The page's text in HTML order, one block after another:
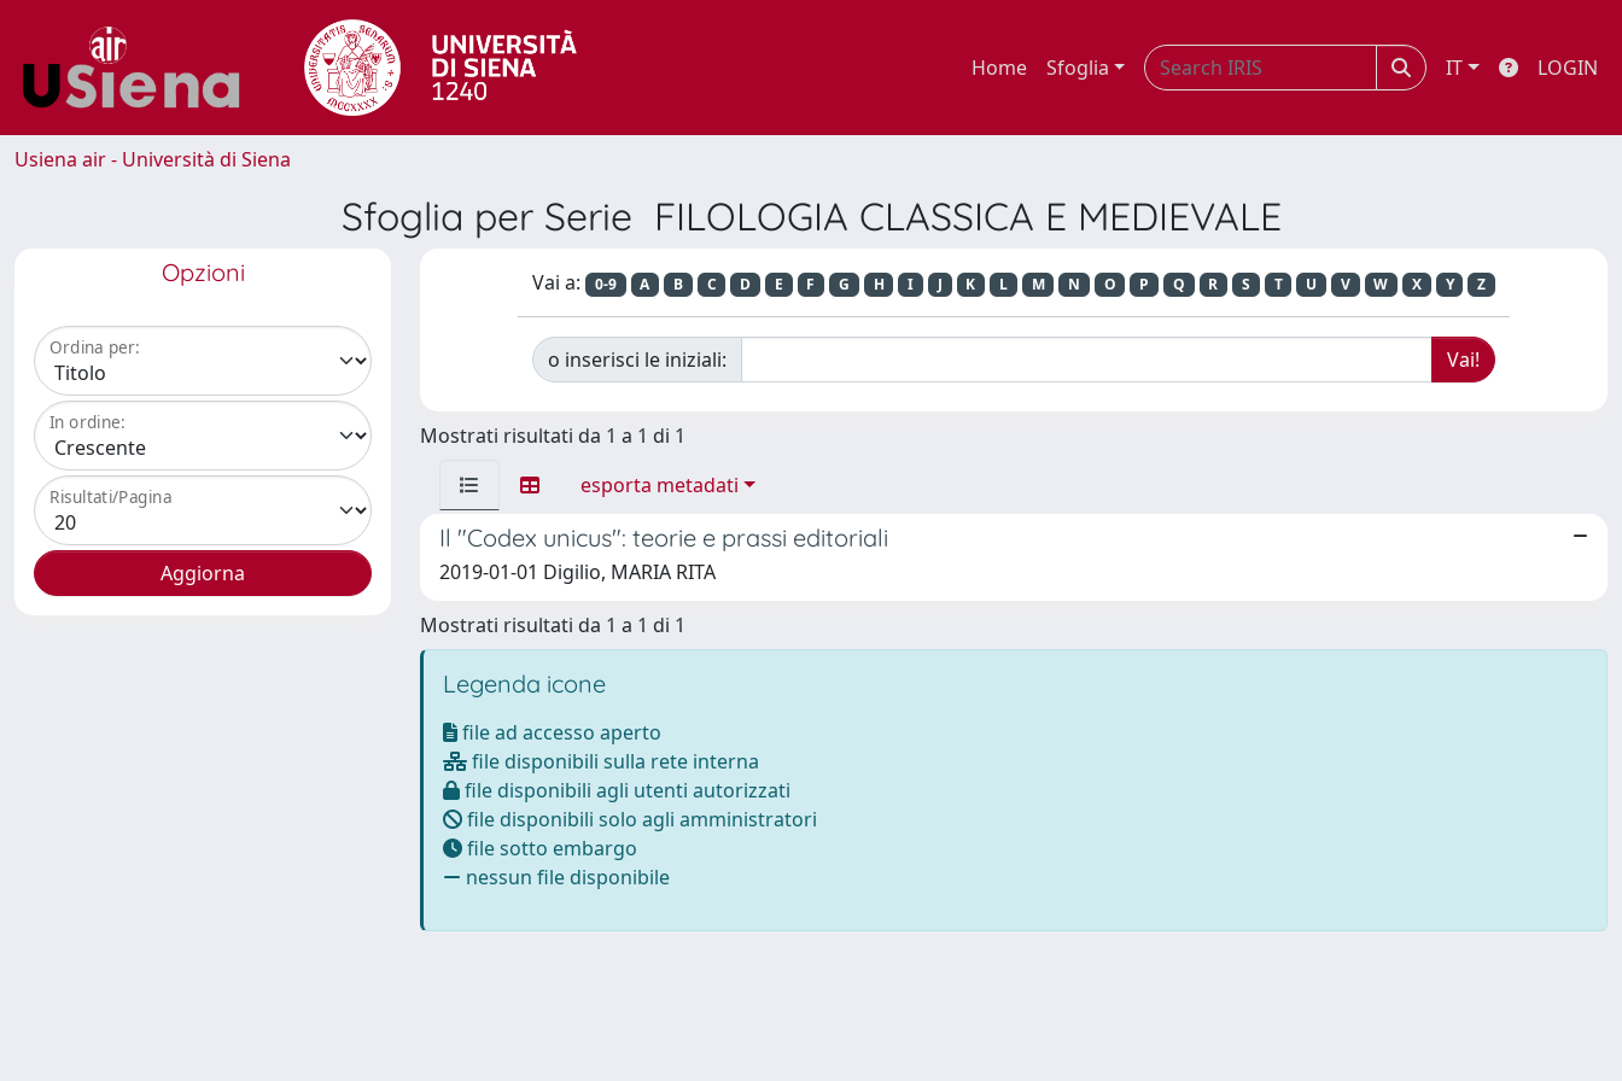
Home Sfoglia IT LOGIN
Usiena air - Università di Siena
Sfoglia per Serie FILOLOGIA CLASSICA E MEDIEVALE
Opzioni
Ordina per:
In ordine:
Risultati/Pagina
Vai a: 0-9 A B C D E F G H I J K L M N O P Q R S T U V W X Y Z
o inserisci le iniziali:
Mostrati risultati da 1 a 1 di 1
esporta metadati
Il "Codex unicus": teorie e prassi editoriali
2019-01-01 Digilio, MARIA RITA
Mostrati risultati da 1 a 1 di 1
Legenda icone
file ad accesso aperto
file disponibili sulla rete interna
file disponibili agli utenti autorizzati
file disponibili solo agli amministratori
file sotto embargo
nessun file disponibile